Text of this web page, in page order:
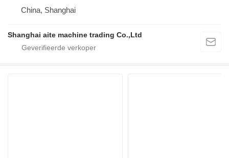
China, Shanghai
Shanghai aite machine trading Co.,Ltd